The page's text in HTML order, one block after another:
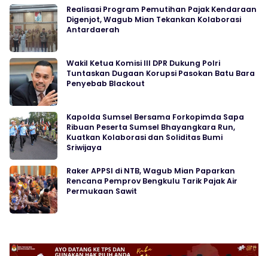
Realisasi Program Pemutihan Pajak Kendaraan
Digenjot, Wagub Mian Tekankan Kolaborasi
Antardaerah
Wakil Ketua Komisi III DPR Dukung Polri
Tuntaskan Dugaan Korupsi Pasokan Batu Bara
Penyebab Blackout
Kapolda Sumsel Bersama Forkopimda Sapa
Ribuan Peserta Sumsel Bhayangkara Run,
Kuatkan Kolaborasi dan Soliditas Bumi
Sriwijaya
Raker APPSI di NTB, Wagub Mian Paparkan
Rencana Pemprov Bengkulu Tarik Pajak Air
Permukaan Sawit